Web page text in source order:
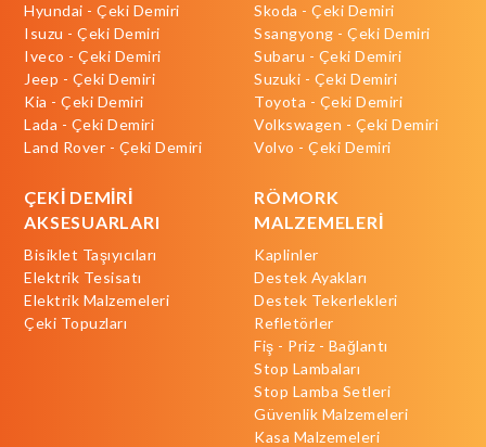
Hyundai - Çeki Demiri
Isuzu - Çeki Demiri
Iveco - Çeki Demiri
Jeep - Çeki Demiri
Kia - Çeki Demiri
Lada - Çeki Demiri
Land Rover - Çeki Demiri
Skoda - Çeki Demiri
Ssangyong - Çeki Demiri
Subaru - Çeki Demiri
Suzuki - Çeki Demiri
Toyota - Çeki Demiri
Volkswagen - Çeki Demiri
Volvo - Çeki Demiri
ÇEKİ DEMİRİ
AKSESUARLARI
Bisiklet Taşıyıcıları
Elektrik Tesisatı
Elektrik Malzemeleri
Çeki Topuzları
RÖMORK
MALZEMELERİ
Kaplinler
Destek Ayakları
Destek Tekerlekleri
Refletörler
Fiş - Priz - Bağlantı
Stop Lambaları
Stop Lamba Setleri
Güvenlik Malzemeleri
Kasa Malzemeleri